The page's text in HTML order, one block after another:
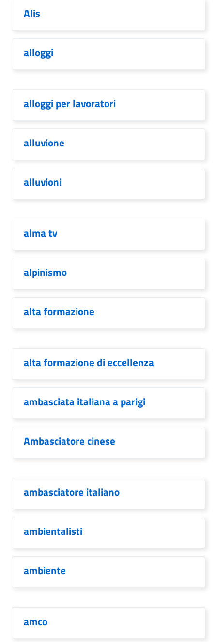
Alis
alloggi
alloggi per lavoratori
alluvione
alluvioni
alma tv
alpinismo
alta formazione
alta formazione di eccellenza
ambasciata italiana a parigi
Ambasciatore cinese
ambasciatore italiano
ambientalisti
ambiente
amco